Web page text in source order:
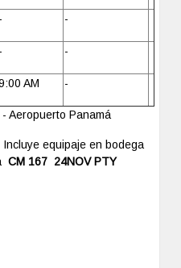
- -
- -
AM -
Aeropuerto Panamá
Incluye equipaje en bodega
CM 167 24NOV PTY